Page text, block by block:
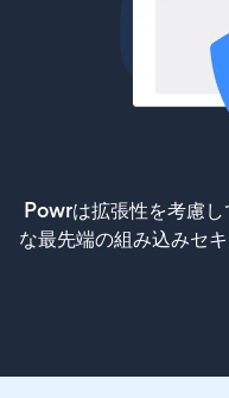
Powrは拡張性を考慮
な最先端の組み込みセ